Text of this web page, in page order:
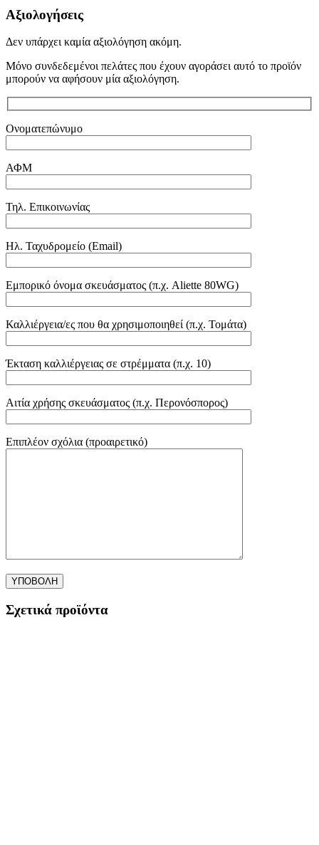
Αξιολογήσεις
Δεν υπάρχει καμία αξιολόγηση ακόμη.
Μόνο συνδεδεμένοι πελάτες που έχουν αγοράσει αυτό το προϊόν
μπορούν να αφήσουν μία αξιολόγηση.
Ονοματεπώνυμο
ΑΦΜ
Τηλ. Επικοινωνίας
Ηλ. Ταχυδρομείο (Email)
Εμπορικό όνομα σκευάσματος (π.χ. Aliette 80WG)
Καλλιέργεια/ες που θα χρησιμοποιηθεί (π.χ. Τομάτα)
Έκταση καλλιέργειας σε στρέμματα (π.χ. 10)
Αιτία χρήσης σκευάσματος (π.χ. Περονόσπορος)
Επιπλέον σχόλια (προαιρετικό)
Σχετικά προϊόντα